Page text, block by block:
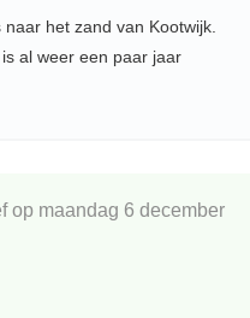
het zand van Kootwijk.
al weer een paar jaar
op maandag 6 december